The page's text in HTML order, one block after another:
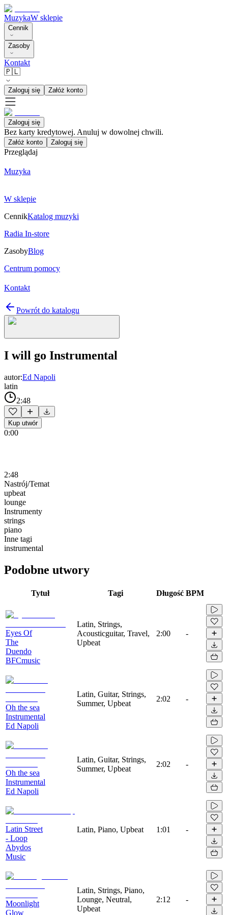
MuzykaW sklepie
Cennik
Zasoby
Kontakt
🇵🇱
Zaloguj się Załóż konto
Zaloguj się
Bez karty kredytowej. Anuluj w dowolnej chwili.
Załóż konto Zaloguj się
Przeglądaj
Muzyka
W sklepie
CennikKatalog muzyki
Radia In-store
ZasobyBlog
Centrum pomocy
Kontakt
Powrót do katalogu
I will go Instrumental
autor:Ed Napoli
latin
2:48
Kup utwór
0:00
2:48
Nastrój/Temat
upbeat
lounge
Instrumenty
strings
piano
Inne tagi
instrumental
Podobne utwory
Tytuł Tagi Długość BPM
Eyes Of
The
Duendo
BFCmusic
Latin, Strings,
Acousticguitar, Travel,
Upbeat
2:00 -
Oh the sea
Instrumental
Ed Napoli
Latin, Guitar, Strings,
Summer, Upbeat
2:02 -
Oh the sea
Instrumental
Ed Napoli
Latin, Guitar, Strings,
Summer, Upbeat
2:02 -
Latin Street
- Loop
Abydos
Music
Latin, Piano, Upbeat 1:01 -
Moonlight
Glow
Latin, Strings, Piano,
Lounge, Neutral,
Upbeat
2:12 -